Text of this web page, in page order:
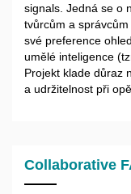
signals. Jedná se o
tvůrcům a správcům
své preference
umělé inteligence
Projekt klade důraz
a udržitelnost při
Collaborative